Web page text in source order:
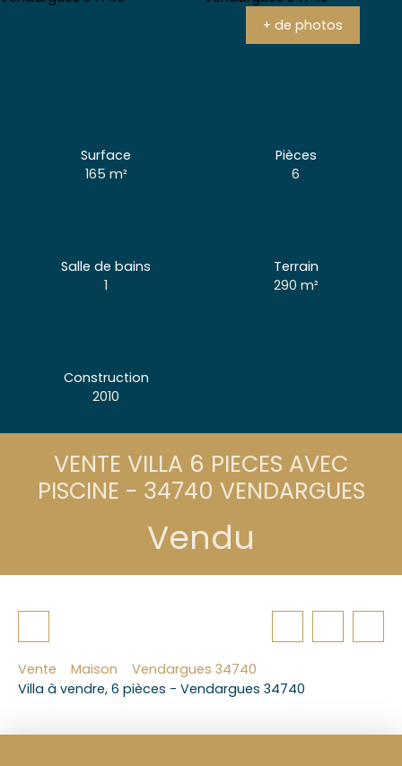
+ de photos
Surface
165 m²
Pièces
6
Salle de bains
1
Terrain
290 m²
Construction
2010
VENTE VILLA 6 PIECES AVEC
PISCINE - 34740 VENDARGUES
Vendu
Vente Maison
Vendargues 34740
Villa à vendre, 6 pièces - Vendargues 34740